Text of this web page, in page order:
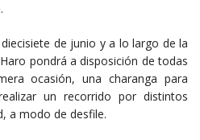
de junio y a lo largo de la
pondrá a disposición de todas
ocasión, una charanga para
un recorrido por distintos
a modo de desfile.